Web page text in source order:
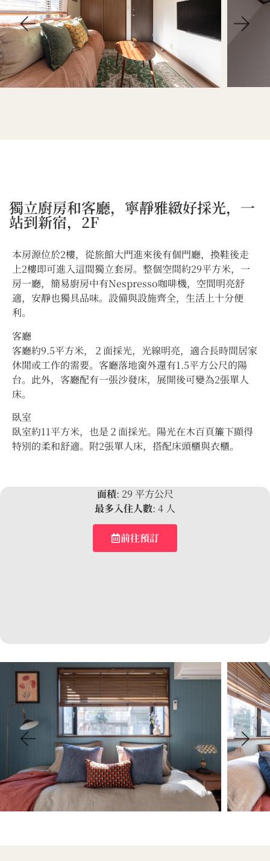
獨立廚房和客廳，寧靜雅緻好採光，一
站到新宿，2F
本房源位於2樓，從旅館大門進來後有個門廳，換鞋後走
上2樓即可進入這間獨立套房。整個空間約29平方米，一
房一廳，簡易廚房中有Nespresso咖啡機，空間明亮舒
適，安靜也獨具品味。設備與設施齊全，生活上十分便
利。
客廳
客廳約9.5平方米，２面採光，光線明亮，適合長時間居家
休閒或工作的需要。客廳落地窗外還有1.5平方公尺的陽
台。此外，客廳配有一張沙發床，展開後可變為2張單人
床。
臥室
臥室約11平方米，也是２面採光。陽光在木百頁簾下顯得
特別的柔和舒適。附2張單人床，搭配床頭櫃與衣櫃。
面積: 29 平方公尺
最多入住人數: 4 人
前往預訂